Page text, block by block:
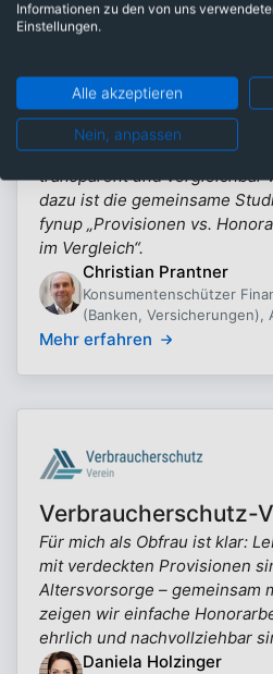
Arbeiterkammer Wien
Als Konsumentenschützer
mich dafür ein, dass komplexe
transparent und vergleichbar
dazu ist die gemeinsame
fynup „Provisionen vs.
im Vergleich“.
Christian Prantner
Konsumentenschützer
(Banken, Versicherungen),
Mehr erfahren
Verbraucherschutz-
Für mich als Obfrau ist klar:
mit verdeckten Provisionen
Altersvorsorge – gemeinsam
zeigen wir einfache
ehrlich und nachvollziehbar
Daniela Holzinger
Informationen zu den von uns
Einstellungen.
Alle akzeptieren
Nein, anpassen